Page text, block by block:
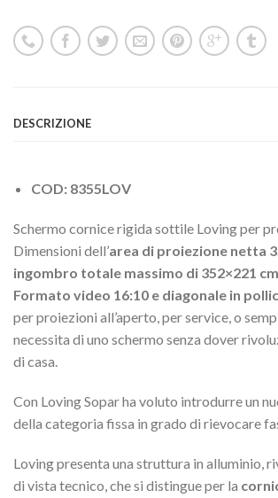
DESCRIZIONE
COD: 8355LOV
Schermo cornice rigida sottile Loving per
Dimensioni dell’area di proiezione netta
ingombro totale massimo di 352×221
Formato video 16:10 e diagonale in
per proiezioni all’aperto, per service, o
necessita di uno schermo senza dover
di casa.
Con Loving Sopar ha voluto introdurre un
della categoria fissa in grado di rievocare
Loving presenta una struttura in alluminio,
di vista tecnico, che si distingue per la